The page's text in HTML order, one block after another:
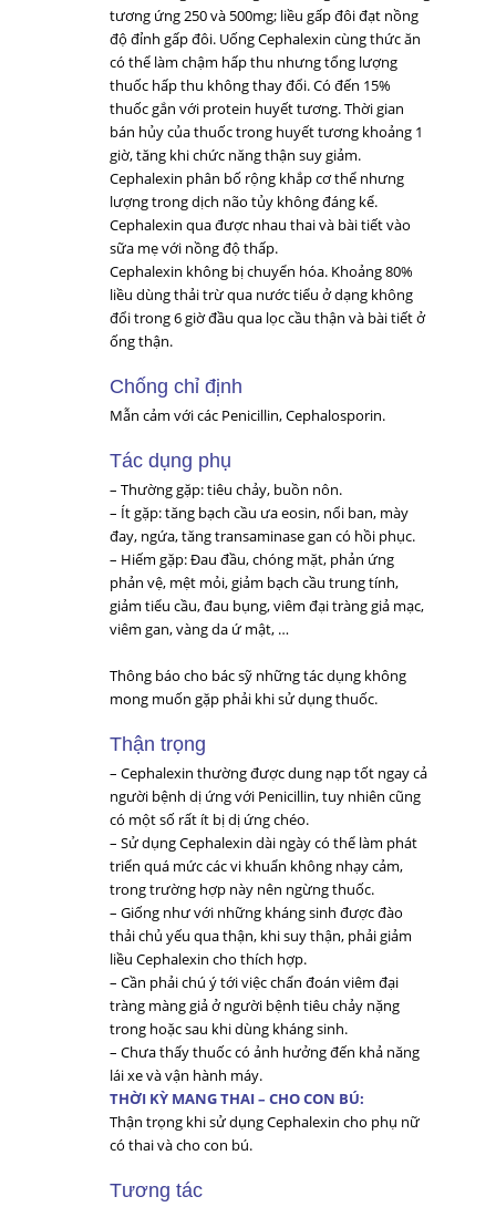
tương ứng 250 và 500mg; liều gấp đôi đạt nồng
độ đỉnh gấp đôi. Uống Cephalexin cùng thức ăn
có thể làm chậm hấp thu nhưng tổng lượng
thuốc hấp thu không thay đổi. Có đến 15%
thuốc gắn với protein huyết tương. Thời gian
bán hủy của thuốc trong huyết tương khoảng 1
giờ, tăng khi chức năng thận suy giảm.
Cephalexin phân bố rộng khắp cơ thể nhưng
lượng trong dịch não tủy không đáng kể.
Cephalexin qua được nhau thai và bài tiết vào
sữa mẹ với nồng độ thấp.
Cephalexin không bị chuyển hóa. Khoảng 80%
liều dùng thải trừ qua nước tiểu ở dạng không
đổi trong 6 giờ đầu qua lọc cầu thận và bài tiết ở
ống thận.
Chống chỉ định
Mẫn cảm với các Penicillin, Cephalosporin.
Tác dụng phụ
– Thường gặp: tiêu chảy, buồn nôn.
– Ít gặp: tăng bạch cầu ưa eosin, nổi ban, mày
đay, ngứa, tăng transaminase gan có hồi phục.
– Hiếm gặp: Đau đầu, chóng mặt, phản ứng
phản vệ, mệt mỏi, giảm bạch cầu trung tính,
giảm tiểu cầu, đau bụng, viêm đại tràng giả mạc,
viêm gan, vàng da ứ mật, …
Thông báo cho bác sỹ những tác dụng không
mong muốn gặp phải khi sử dụng thuốc.
Thận trọng
– Cephalexin thường được dung nạp tốt ngay cả
người bệnh dị ứng với Penicillin, tuy nhiên cũng
có một số rất ít bị dị ứng chéo.
– Sử dụng Cephalexin dài ngày có thể làm phát
triển quá mức các vi khuẩn không nhạy cảm,
trong trường hợp này nên ngừng thuốc.
– Giống như với những kháng sinh được đào
thải chủ yếu qua thận, khi suy thận, phải giảm
liều Cephalexin cho thích hợp.
– Cần phải chú ý tới việc chẩn đoán viêm đại
tràng màng giả ở người bệnh tiêu chảy nặng
trong hoặc sau khi dùng kháng sinh.
– Chưa thấy thuốc có ảnh hưởng đến khả năng
lái xe và vận hành máy.
THỜI KỲ MANG THAI – CHO CON BÚ:
Thận trọng khi sử dụng Cephalexin cho phụ nữ
có thai và cho con bú.
Tương tác